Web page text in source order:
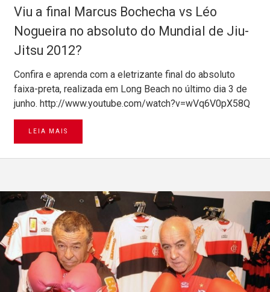
Viu a final Marcus Bochecha vs Léo
Nogueira no absoluto do Mundial de Jiu-
Jitsu 2012?
Confira e aprenda com a eletrizante final do absoluto
faixa-preta, realizada em Long Beach no último dia 3 de
junho. http://www.youtube.com/watch?v=wVq6V0pX58Q
LEIA MAIS